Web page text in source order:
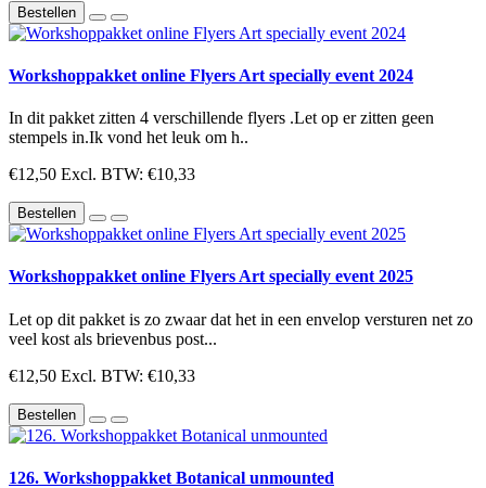
Bestellen
Workshoppakket online Flyers Art specially event 2024
In dit pakket zitten 4 verschillende flyers .Let op er zitten geen
stempels in.Ik vond het leuk om h..
€12,50 Excl. BTW: €10,33
Bestellen
Workshoppakket online Flyers Art specially event 2025
Let op dit pakket is zo zwaar dat het in een envelop versturen net zo
veel kost als brievenbus post...
€12,50 Excl. BTW: €10,33
Bestellen
126. Workshoppakket Botanical unmounted